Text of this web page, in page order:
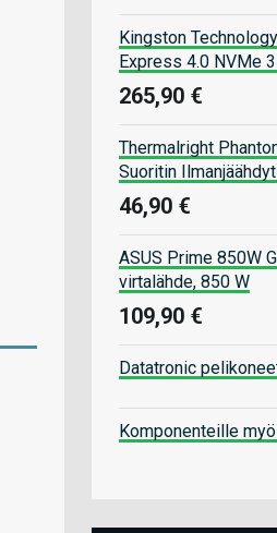
Kingston
Express 4.0 NVMe
265,90 €
Thermalright
Suoritin
46,90 €
ASUS Prime 850W
virtalähde, 850 W
109,90 €
Datatronic
Komponenteille